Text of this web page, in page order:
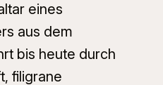
eines
aus dem
bis heute durch
filigrane